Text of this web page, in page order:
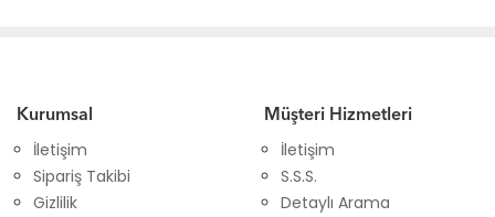
Kurumsal
İletişim
Sipariş Takibi
Gizlilik
Müşteri Hizmetleri
İletişim
S.S.S.
Detaylı Arama